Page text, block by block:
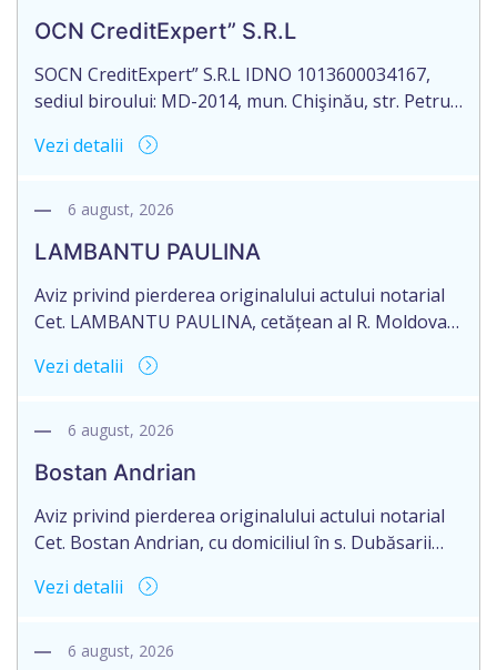
notarul Mamadjanova Tatiana, originalul căruia se
păstrează în arhiva […]
OCN CreditExpert” S.R.L
SOCN CreditExpert” S.R.L IDNO 1013600034167,
sediul biroului: MD-2014, mun. Chişinău, str. Petru
cunoștință pierderea originalului actului notarial:
26.03.2026, autentificat de notarul Dumbrava
Vezi detalii
6 august, 2026
LAMBANTU PAULINA
Aviz privind pierderea originalului actului notarial
Cet. LAMBANTU PAULINA, cetățean al R. Moldova,
domiciliată în R. Moldova, r-nul Anenii Noi, satul
actului notarial: Certificatului de moștenitor
notarul din or. Sîngerei – G. Horoșaia (licența nr.
027).
Vezi detalii
6 august, 2026
Bostan Andrian
Aviz privind pierderea originalului actului notarial
Cet. Bostan Andrian, cu domiciliul în s. Dubăsarii
originalului actului notarial: Certificatului de
09.07.2010, eliberat de notarul public Petru
Vezi detalii
6 august, 2026